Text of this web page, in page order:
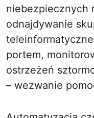
niebezpiecznych
odnajdywanie
portem,
ostrzeżeń
– wezwanie